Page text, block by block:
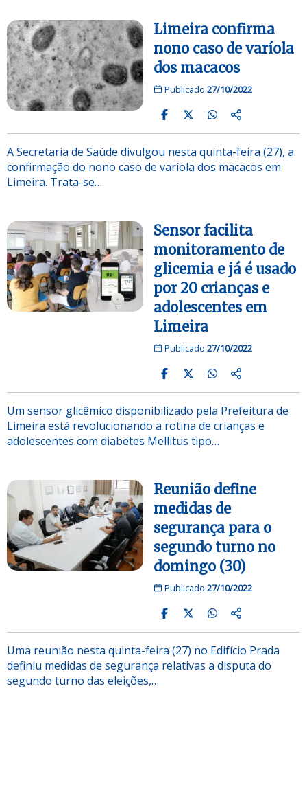
Limeira confirma
nono caso de varíola
dos macacos
Publicado 27/10/2022
A Secretaria de Saúde divulgou nesta quinta-feira (27), a
confirmação do nono caso de varíola dos macacos em
Limeira. Trata-se…
Sensor facilita
monitoramento de
glicemia e já é usado
por 20 crianças e
adolescentes em
Limeira
Publicado 27/10/2022
Um sensor glicêmico disponibilizado pela Prefeitura de
Limeira está revolucionando a rotina de crianças e
adolescentes com diabetes Mellitus tipo…
Reunião define
medidas de
segurança para o
segundo turno no
domingo (30)
Publicado 27/10/2022
Uma reunião nesta quinta-feira (27) no Edifício Prada
definiu medidas de segurança relativas a disputa do
segundo turno das eleições,…